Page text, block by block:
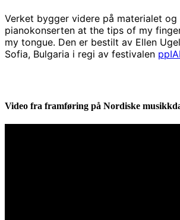
Verket bygger videre på materialet
pianokonserten at the tips of my
my tongue. Den er bestilt av Ellen
Sofia, Bulgaria i regi av festivalen
Video fra framføring på Nordiske